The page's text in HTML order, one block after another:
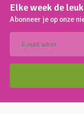
Elke week de
Abonneer je op onze